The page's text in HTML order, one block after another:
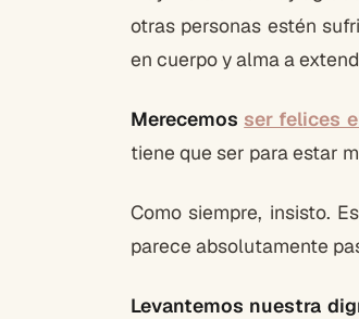
otras personas estén
en cuerpo y alma a
Merecemos ser felices
tiene que ser para estar
Como siempre, insisto.
parece absolutamente
Levantemos nuestra